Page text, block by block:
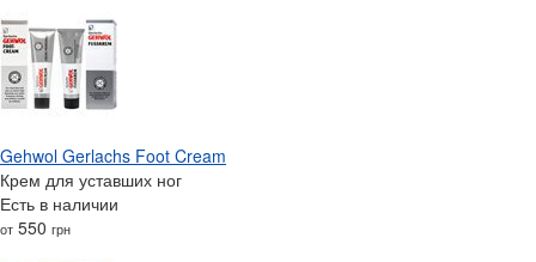
Gehwol Gerlachs Foot Cream
Крем для уставших ног
Есть в наличии
от 550 грн